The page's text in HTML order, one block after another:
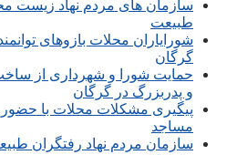
سازمان های مردم نهاد زیست
طبیعت
شورایاران محلات بازوهای
گرگان
حمایت شورا و شهرداری از
و پدربزرگ در گرگان
پیگیری مشکلات محلات با
مساجد
سازمان مردم نهاد رفتگران